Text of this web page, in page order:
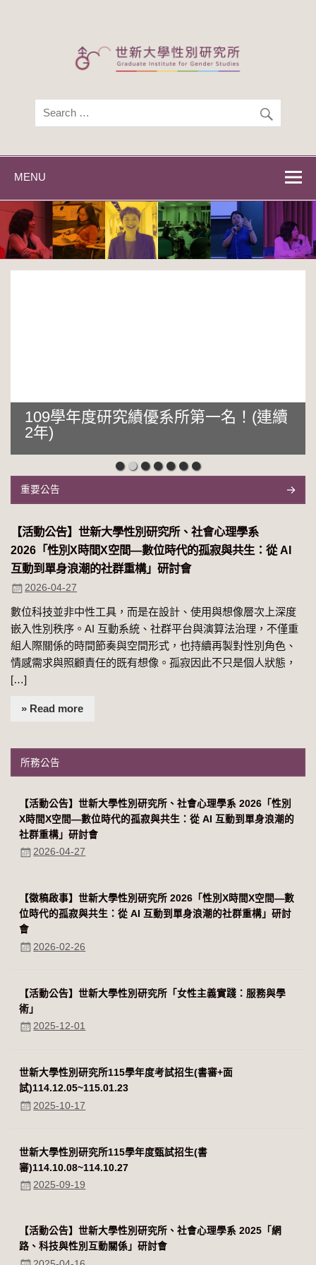
世新大學性別研
世新大學性別研究所
MENU
109學年度研究績優系所第一名！(連續
2年)
重要公告
【活動公告】世新大學性別研究所、社會心理學系
2026「性別Χ時間Χ空間—數位時代的孤寂與共生：從 AI
互動到單身浪潮的社群重構」研討會
2026-04-27
數位科技並非中性工具，而是在設計、使用與想像層次上深度
嵌入性別秩序。AI 互動系統、社群平台與演算法治理，不僅重
組人際關係的時間節奏與空間形式，也持續再製對性別角色、
情感需求與照顧責任的既有想像。孤寂因此不只是個人狀態，
[…]
» Read more
所務公告
【活動公告】世新大學性別研究所、社會心理學系 2026「性別
Χ時間Χ空間—數位時代的孤寂與共生：從 AI 互動到單身浪潮的
社群重構」研討會
2026-04-27
【徵稿啟事】世新大學性別研究所 2026「性別Χ時間Χ空間—數
位時代的孤寂與共生：從 AI 互動到單身浪潮的社群重構」研討
會
2026-02-26
【活動公告】世新大學性別研究所「女性主義實踐：服務與學
術」
2025-12-01
世新大學性別研究所115學年度考試招生(書審+面
試)114.12.05~115.01.23
2025-10-17
世新大學性別研究所115學年度甄試招生(書
審)114.10.08~114.10.27
2025-09-19
【活動公告】世新大學性別研究所、社會心理學系 2025「網
路、科技與性別互動關係」研討會